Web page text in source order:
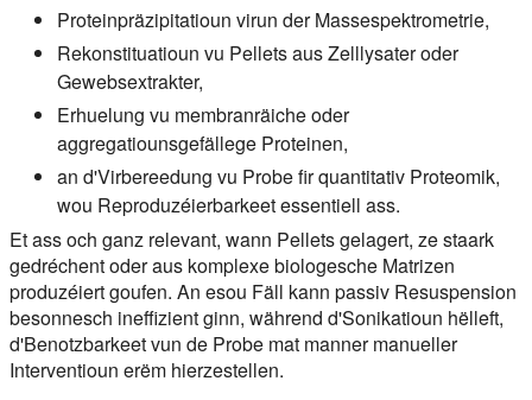
Proteinpräzipitatioun virun der Massespektrometrie,
Rekonstituatioun vu Pellets aus Zelllysater oder
Gewebsextrakter,
Erhuelung vu membranräiche oder
aggregatiounsgefällege Proteinen,
an d'Virbereedung vu Probe fir quantitativ Proteomik,
wou Reproduzéierbarkeet essentiell ass.
Et ass och ganz relevant, wann Pellets gelagert, ze staark
gedréchent oder aus komplexe biologesche Matrizen
produzéiert goufen. An esou Fäll kann passiv Resuspension
besonnesch ineffizient ginn, während d'Sonikatioun hëlleft,
d'Benotzbarkeet vun de Probe mat manner manueller
Interventioun erëm hierzestellen.